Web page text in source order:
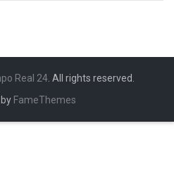
Real 24. All rights reserved.
FameThemes